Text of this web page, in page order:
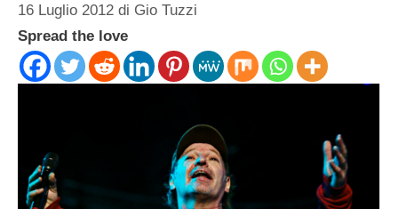
16 Luglio 2012 di Gio Tuzzi
Spread the love